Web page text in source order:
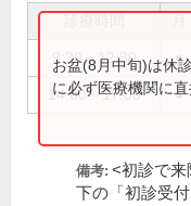
9:30～12:30 ●
14:00～17:00 ●
お盆(8月中旬)は休
に必ず医療機関に直
備考: <初診で来
下の「初診受